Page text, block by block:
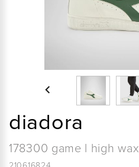

diadora
178300 game l high wax